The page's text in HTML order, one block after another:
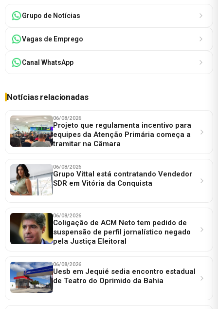
Grupo de Notícias
Vagas de Emprego
Canal WhatsApp
Notícias relacionadas
06/08/2026
Projeto que regulamenta incentivo para
equipes da Atenção Primária começa a
tramitar na Câmara
06/08/2026
Grupo Vittal está contratando Vendedor
SDR em Vitória da Conquista
06/08/2026
Coligação de ACM Neto tem pedido de
suspensão de perfil jornalístico negado
pela Justiça Eleitoral
06/08/2026
Uesb em Jequié sedia encontro estadual
de Teatro do Oprimido da Bahia